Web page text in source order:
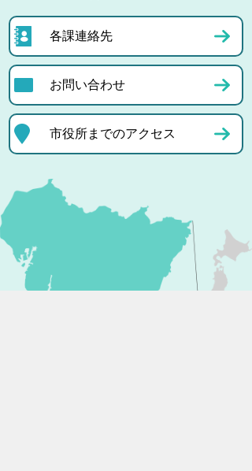
各課連絡先
お問い合わせ
市役所までのアクセス